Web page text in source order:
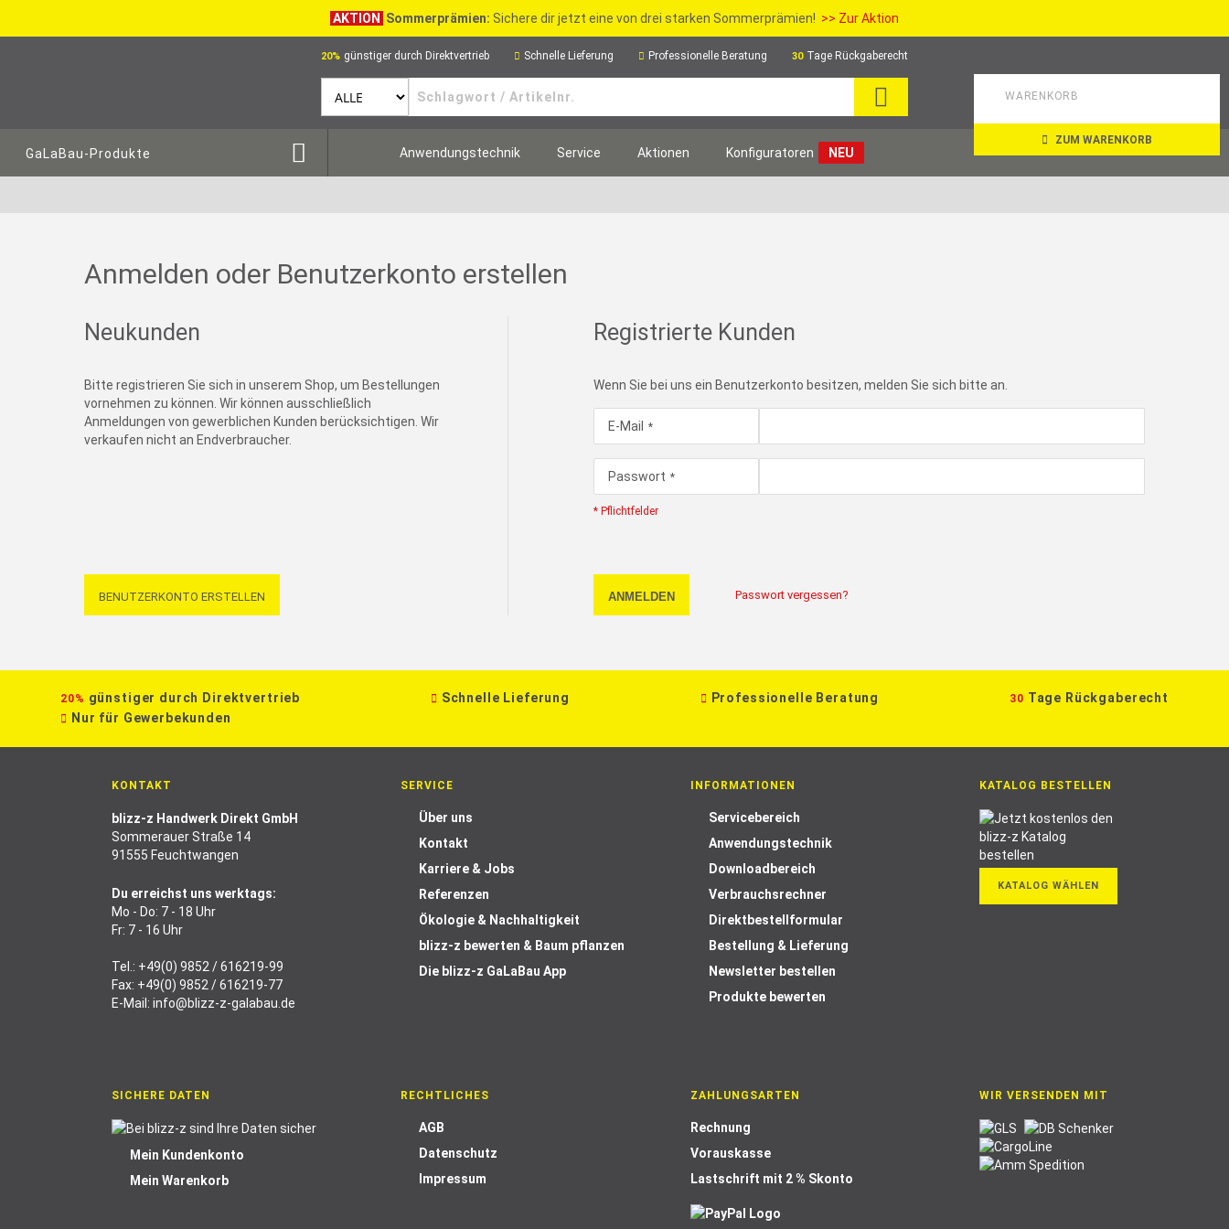
AKTION Sommerprämien: Sichere dir jetzt eine von drei starken Sommerprämien! >> Zur Aktion
20% günstiger durch Direktvertrieb Schnelle Lieferung Professionelle Beratung 30 Tage Rückgaberecht
WARENKORB
ZUM WARENKORB
GaLaBau-Produkte Anwendungstechnik Service Aktionen Konfiguratoren NEU
Anmelden oder Benutzerkonto erstellen
Registrierte Kunden
Wenn Sie bei uns ein Benutzerkonto besitzen, melden Sie sich bitte an.
E-Mail
Passwort
* Pflichtfelder
ANMELDEN Passwort vergessen?
Neukunden
Bitte registrieren Sie sich in unserem Shop, um Bestellungen
vornehmen zu können. Wir können ausschließlich
Anmeldungen von gewerblichen Kunden berücksichtigen. Wir
verkaufen nicht an Endverbraucher.
BENUTZERKONTO ERSTELLEN
20% günstiger durch Direktvertrieb Schnelle Lieferung Professionelle Beratung 30 Tage Rückgaberecht
Nur für Gewerbekunden
KONTAKT
blizz-z Handwerk Direkt GmbH
Sommerauer Straße 14
91555 Feuchtwangen
Du erreichst uns werktags:
Mo - Do: 7 - 18 Uhr
Fr: 7 - 16 Uhr
Tel.: +49(0) 9852 / 616219-99
Fax: +49(0) 9852 / 616219-77
E-Mail: info@blizz-z-galabau.de
SERVICE
Über uns
Kontakt
Karriere & Jobs
Referenzen
Ökologie & Nachhaltigkeit
blizz-z bewerten & Baum pflanzen
Die blizz-z GaLaBau App
INFORMATIONEN
Servicebereich
Anwendungstechnik
Downloadbereich
Verbrauchsrechner
Direktbestellformular
Bestellung & Lieferung
Newsletter bestellen
Produkte bewerten
KATALOG BESTELLEN
KATALOG WÄHLEN
SICHERE DATEN
Mein Kundenkonto
Mein Warenkorb
RECHTLICHES
AGB
Datenschutz
Impressum
ZAHLUNGSARTEN
Rechnung
Vorauskasse
Lastschrift mit 2 % Skonto
WIR VERSENDEN MIT